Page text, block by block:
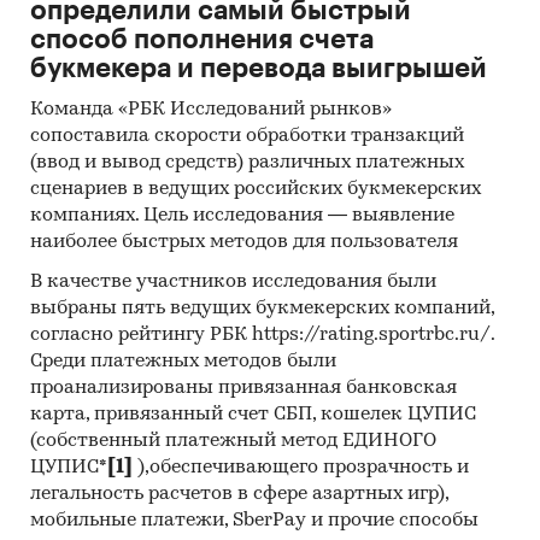
ЗАВОД`, ФЛП АСКЕРОВА Ю.В., ООО `УРАЛЬСКИЙ
ЗАВОД ПИЩЕВОГО ОБОРУДОВАНИЯ`, ООО
`ТЕХНОЛОГИЯ`, АО `ПЛАВСКИЙ
ООО `ФАБРИКА `КАЗАРО`, ООО `ЭВОЛОН`, ООО
`МИСТЕР ГРАДУС`, ООО `РОЛЬФ`, ООО
`МОЛПРОМЛАЙН`, АО `МОЛМАШ КОМПЛЕКТ`,
ООО `КОРТЭС`, ООО `АГРО-АЛЬЯНС`, ООО
`ПЕРВАЛ`, ООО `ДОНСПЕЦСНАБ`
Выдержки из исследования:
- Российский рынок молочного оборудования
в последние годы показывает отрицательный
тренд.
- В структуре рынка молочного оборудования
в 2022 г. объем импортных поставок превышал
внутреннее производство в 1,1 раз, а сальдо
торгового баланса было отрицательное и
составляло 3,1 тыс.шт.
определили самый быстрый
способ пополнения счета
букмекера и перевода выигрышей
Команда «РБК Исследований рынков»
сопоставила скорости обработки транзакций
(ввод и вывод средств) различных платежных
сценариев в ведущих российских букмекерских
компаниях. Цель исследования — выявление
наиболее быстрых методов для пользователя
В качестве участников исследования были
выбраны пять ведущих букмекерских компаний,
согласно рейтингу РБК https://rating.sportrbc.ru/.
Среди платежных методов были
проанализированы привязанная банковская
карта, привязанный счет СБП, кошелек ЦУПИС
(собственный платежный метод ЕДИНОГО
ЦУПИС* [1]
),обеспечивающего прозрачность и
легальность расчетов в сфере азартных игр),
мобильные платежи, SberPay и прочие способы